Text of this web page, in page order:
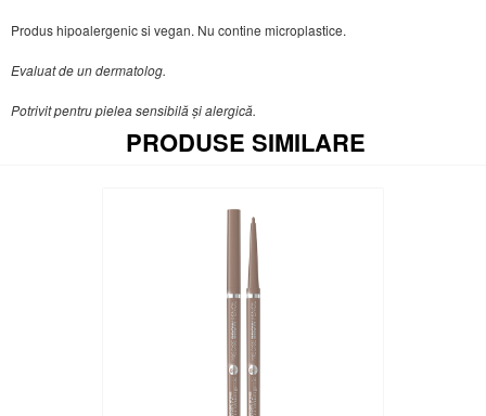
Produs hipoalergenic si vegan. Nu contine microplastice.
Evaluat de un dermatolog.
Potrivit pentru pielea sensibilă și alergică.
PRODUSE SIMILARE